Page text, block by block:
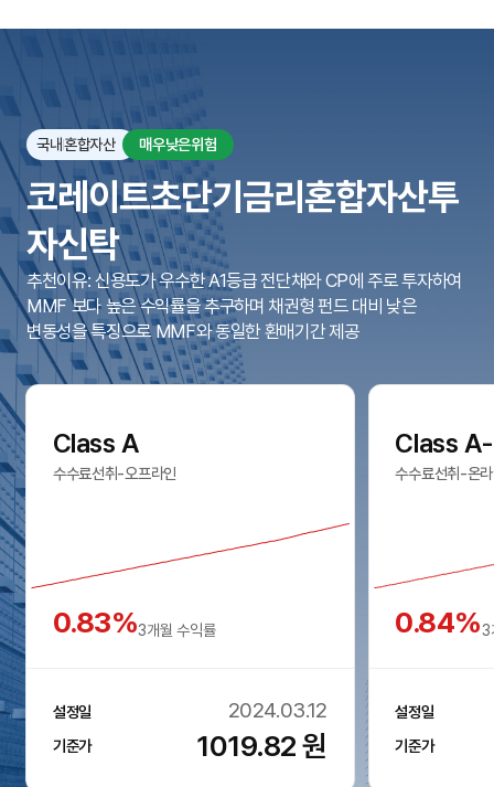
국내혼합자산 매우낮은위험
코레이트초단기금리혼합자산투
자신탁
추천이유: 신용도가 우수한 A1등급 전단채와 CP에 주로 투자하여
MMF 보다 높은 수익률을 추구하며 채권형 펀드 대비 낮은
변동성을 특징으로 MMF와 동일한 환매기간 제공
Class A
수수료선취-오프라인
0.83%3개월 수익률
설정일 2024.03.12
기준가 1019.82원
Class
수수료선취-온
0.84%3
설정일
기준가